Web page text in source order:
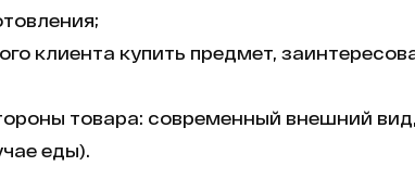
клиента купить предмет,
товара: современный внешний
еды).